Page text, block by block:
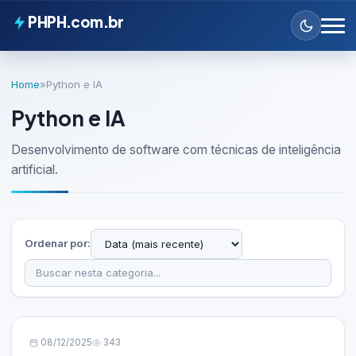
PHPH.com.br
Home»Python e IA
Python e IA
Desenvolvimento de software com técnicas de inteligência
artificial.
Ordenar por:
08/12/2025 343